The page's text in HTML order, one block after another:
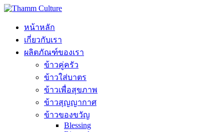
หน้าหลัก
เกี่ยวกับเรา
ผลิตภัณฑ์ของเรา
ข้าวคู่ครัว
ข้าวใส่บาตร
ข้าวเพื่อสุขภาพ
ข้าวสุญญากาศ
ข้าวของขวัญ
Blessing